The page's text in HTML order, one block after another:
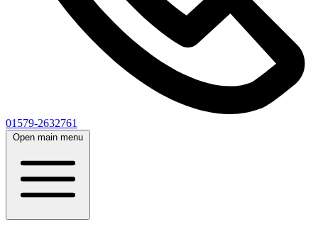
01579-2632761
Open main menu